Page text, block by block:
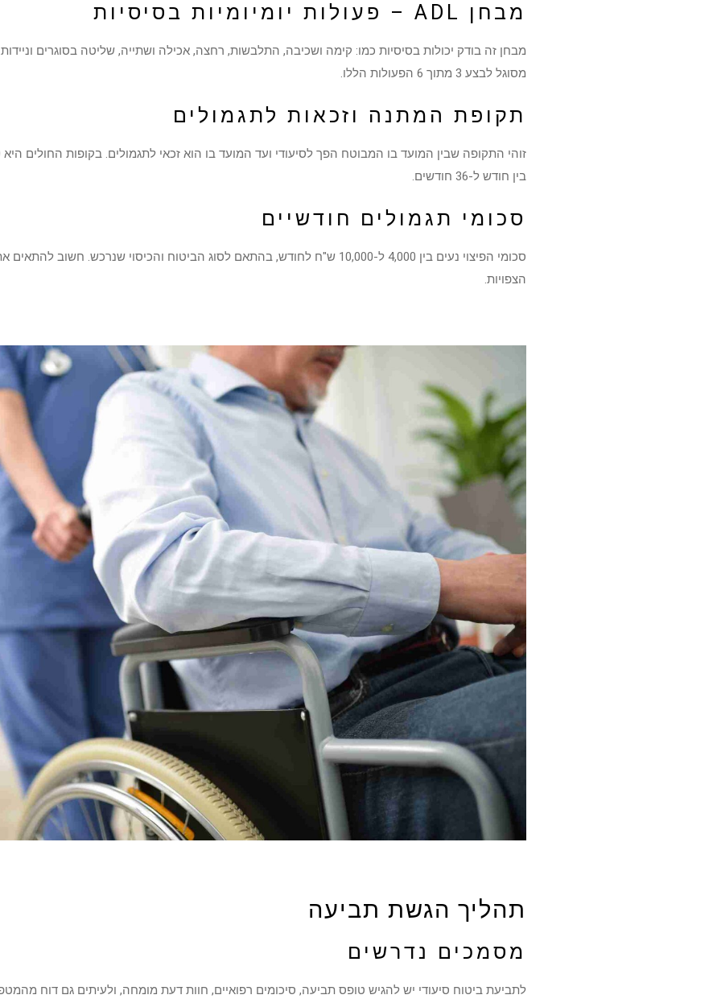
מבחן ADL – פעולות יומיומיות בסיסיות
מבחן זה בודק יכולות בסיסיות כמו: קימה ושכיבה, התלבשות, רחצה, אכילה ושתייה, שליטה בסוגרים
מסוגל לבצע 3 מתוך 6 הפעולות הללו.
תקופת המתנה וזכאות לתגמולים
בין חודש ל-36 חודשים.
סכומי תגמולים חודשיים
סכומי הפיצוי נעים בין 4,000 ל-10,000 ש"ח לחודש, בהתאם לסוג הביטוח והכיסוי שנרכש.
הצפויות.
תהליך הגשת תביעה
מסמכים נדרשים
לתביעת ביטוח סיעודי יש להגיש טופס תביעה, סיכומים רפואיים, חוות דעת מומחה, ולעיתים גם דוח